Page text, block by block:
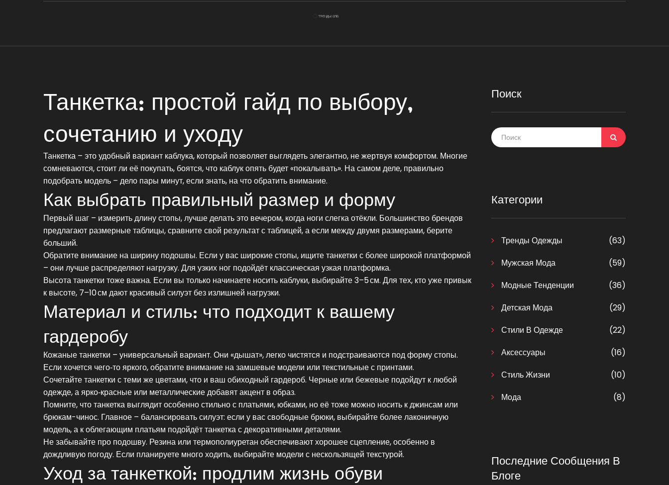
Танкетка: простой гайд по выбору,
сочетанию и уходу
Танкетка – это удобный вариант каблука, который позволяет выглядеть элегантно, не жертвуя комфортом. Многие
сомневаются, стоит ли её покупать, боятся, что каблук опять будет «покалывать». На самом деле, правильно
подобрать модель – дело пары минут, если знать, на что обратить внимание.
Как выбрать правильный размер и форму
Первый шаг – измерить длину стопы, лучше делать это вечером, когда ноги слегка отёкли. Большинство брендов
предлагают размерные таблицы, сравните свой результат с таблицей, а если между двумя размерами, берите
больший.
Обратите внимание на ширину подошвы. Если у вас широкие стопы, ищите танкетки с более широкой платформой
– они лучше распределяют нагрузку. Для узких ног подойдёт классическая узкая платформка.
Высота танкетки тоже важна. Если вы только начинаете носить каблуки, выбирайте 3–5 см. Для тех, кто уже привык
к высоте, 7–10 см дают красивый силуэт без излишней нагрузки.
Материал и стиль: что подходит к вашему
гардеробу
Кожаные танкетки – универсальный вариант. Они «дышат», легко чистятся и подстраиваются под форму стопы.
Если хочется чего‑то яркого, обратите внимание на замшевые модели или текстильные с принтами.
Сочетайте танкетки с теми же цветами, что и ваш обиходный гардероб. Черные или бежевые подойдут к любой
одежде, а ярко‑красные или металлические добавят акцент в образ.
Помните, что танкетка выглядит особенно стильно с платьями, юбками, но её тоже можно носить к джинсам или
брюкам-чинос. Главное – балансировать силуэт: если у вас свободные брюки, выбирайте более лаконичную
модель, а к облегающим платьям подойдёт танкетка с декоративными деталями.
Не забывайте про подошву. Резина или термополиуретан обеспечивают хорошее сцепление, особенно в
дождливую погоду. Если планируете много ходить, выбирайте модели с нескользящей текстурой.
Уход за танкеткой: продлим жизнь обуви
Поиск
Категории
Тренды Одежды
(63)
Мужская Мода
(59)
Модные Тенденции
(36)
Детская Мода
(29)
Стили В Одежде
(22)
Аксессуары
(16)
Стиль Жизни
(10)
Мода
(8)
Последние Сообщения В
Блоге